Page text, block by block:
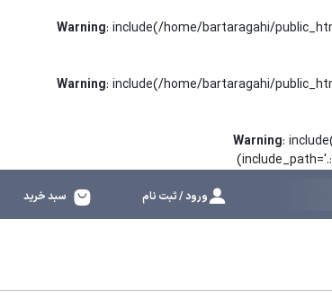
Warning: include(/home/bartaragahi/
Warning: include(/home/bartaragahi/
Warning:
ورود / ثبت نام سبد خرید